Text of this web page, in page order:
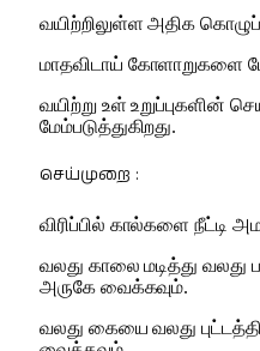
வயிற்றிலுள்ள அதிக
மாதவிடாய் கோளாறுகளை
வயிற்று உள் உறுப்புகளின்
மேம்படுத்துகிறது.
செய்முறை :
விரிப்பில் கால்களை நீட்டி
வலது காலை மடித்து வலது
அருகே வைக்கவும்.
வலது கையை வலது